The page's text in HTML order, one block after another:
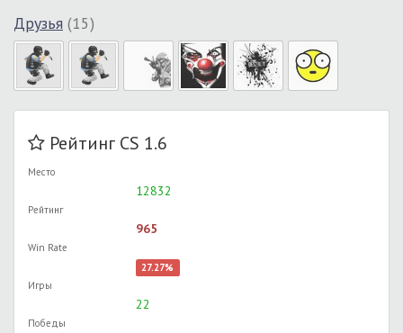
Друзья (15)
Рейтинг CS 1.6
Место
12832
Рейтинг
965
Win Rate
27.27%
Игры
22
Победы